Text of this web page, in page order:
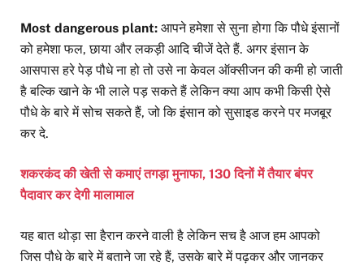
Most dangerous plant: आपने हमेशा से सुना होगा कि पौधे इंसानों
को हमेशा फल, छाया और लकड़ी आदि चीजें देते हैं. अगर इंसान के
आसपास हरे पेड़ पौधे ना हो तो उसे ना केवल ऑक्सीजन की कमी हो जाती
है बल्कि खाने के भी लाले पड़ सकते हैं लेकिन क्या आप कभी किसी ऐसे
पौधे के बारे में सोच सकते हैं, जो कि इंसान को सुसाइड करने पर मजबूर
कर दे.
शकरकंद की खेती से कमाएं तगड़ा मुनाफा, 130 दिनों में तैयार बंपर
पैदावार कर देगी मालामाल
यह बात थोड़ा सा हैरान करने वाली है लेकिन सच है आज हम आपको
जिस पौधे के बारे में बताने जा रहे हैं, उसके बारे में पढ़कर और जानकर